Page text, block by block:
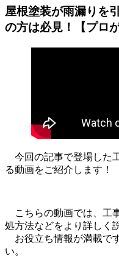
屋根塗装が雨漏りを
の方は必見！【プロ
今回の記事で登場した
る動画をご紹介します！
こちらの動画では、工
処方法などをより詳しく
お役立ち情報が満載で
い。